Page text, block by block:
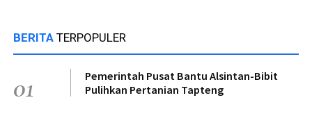
BERITA TERPOPULER
01
Pemerintah Pusat Bantu Alsintan-Bibit
Pulihkan Pertanian Tapteng